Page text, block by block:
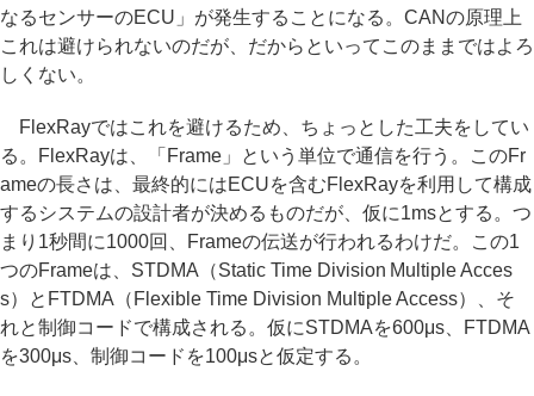
なるセンサーのECU」が発生することになる。CANの原理上
これは避けられないのだが、だからといってこのままではよろ
しくない。
FlexRayではこれを避けるため、ちょっとした工夫をしてい
る。FlexRayは、「Frame」という単位で通信を行う。このFr
ameの長さは、最終的にはECUを含むFlexRayを利用して構成
するシステムの設計者が決めるものだが、仮に1msとする。つ
まり1秒間に1000回、Frameの伝送が行われるわけだ。この1
つのFrameは、STDMA（Static Time Division Multiple Acces
s）とFTDMA（Flexible Time Division Multiple Access）、そ
れと制御コードで構成される。仮にSTDMAを600μs、FTDMA
を300μs、制御コードを100μsと仮定する。